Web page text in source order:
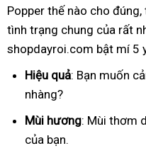
Popper thế nào cho
tình trạng chung của rất
shopdayroi.com bật mí 5
Hiệu quả: Bạn muốn
nhàng?
Mùi hương: Mùi thơm
của bạn.